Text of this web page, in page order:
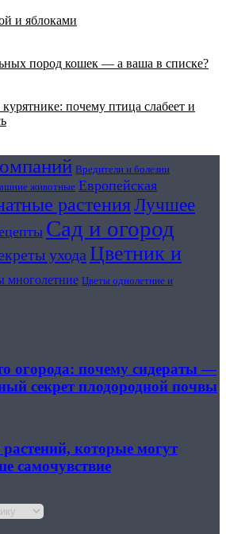
и яблоками
пород кошек — а ваша в списке?
почему птица слабеет и
Вредители и болезни
животные Европейская
растенияЛучшее
Сад и огород
ухода Цветник и
многолетние Цветы однолетние и
огорода: почему сидераты —
секрет плодородной почвы
которые могут
самочувствие